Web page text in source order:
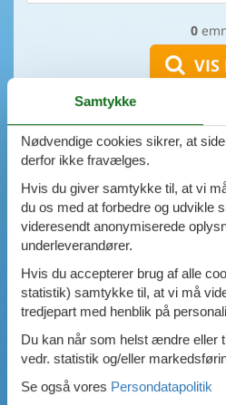
0
VIS
Afstand til vand
Udsigt til vand
Faciliteter
Swimmingpool
Spa
Sauna
Internet
Parabol/kabel TV
Brændeovn
Opvaskemaskine
Vaskemaskine
Tørretumbler
Ikkeryger
Aktivitetsrum
AVANCERET SØGNING
Samtykke
Nødvendige cookies sikrer, at
derfor ikke fravælges.
Hvis du giver samtykke til, at vi
du os med at forbedre og udvikle
videresendt anonymiserede
underleverandører.
Hvis du accepterer brug af alle
statistik) samtykke til, at vi må
tredjepart med henblik på
Du kan når som helst ændre eller
vedr. statistik og/eller
Se også vores Persondatapolitik